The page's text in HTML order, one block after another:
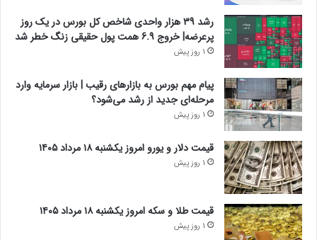
رشد 39 هزار واحدی شاخص کل بورس در یک روز
پرعرضه| خروج 6.9 همت پول حقیقی زنگ خطر شد
1 روز پیش
پیام مهم بورس به بازارهای رقیب | بازار سرمایه وارد
مرحله‌ای جدید از رشد می‌شود؟
1 روز پیش
قیمت دلار و یورو امروز یکشنبه ۱۸ مرداد ۱۴۰۵
1 روز پیش
قیمت طلا و سکه امروز یکشنبه ۱۸ مرداد ۱۴۰۵
1 روز پیش